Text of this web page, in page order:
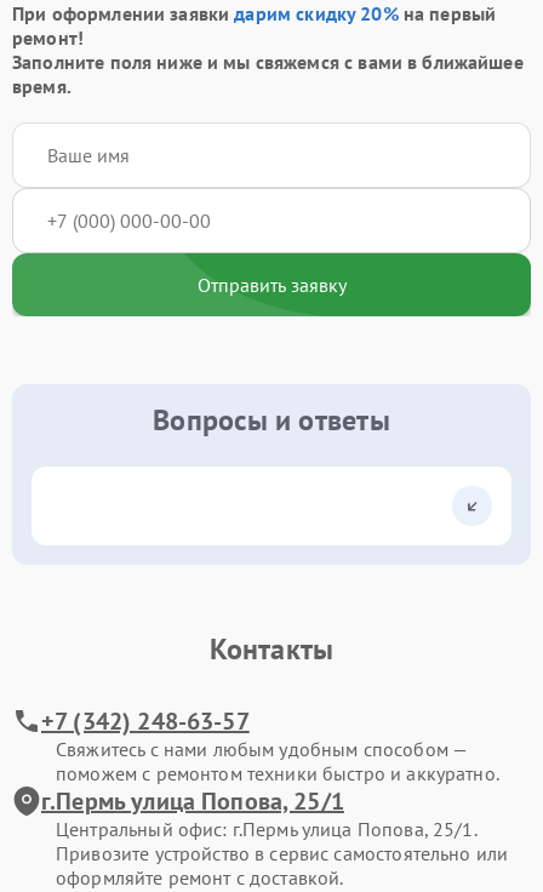
При оформлении заявкидарим скидку 20%на первый
ремонт!
Заполните поля ниже и мы свяжемся с вами в ближайшее
время.
Отправить заявку
Вопросы и ответы
Контакты
+7 (342) 248-63-57
Свяжитесь с нами любым удобным способом —
поможем с ремонтом техники быстро и аккуратно.
г.Пермь улица Попова, 25/1
Центральный офис: г.Пермь улица Попова, 25/1.
Привозите устройство в сервис самостоятельно или
оформляйте ремонт с доставкой.